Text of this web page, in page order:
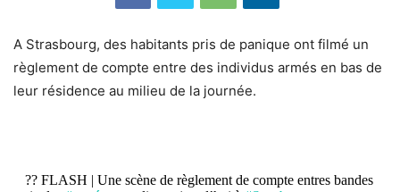
A Strasbourg, des habitants pris de panique ont filmé un
règlement de compte entre des individus armés en bas de
leur résidence au milieu de la journée.
?? FLASH | Une scène de règlement de compte entres bandes